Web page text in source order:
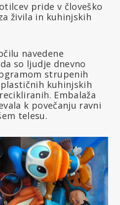
pride v človeško
živila in kuhinjskih
navedene
so ljudje dnevno
strupenih
kuhinjskih
Embalaža
k povečanju ravni
telesu.